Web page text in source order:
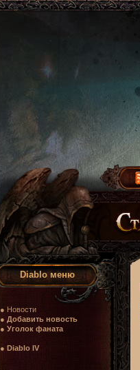
Diablo меню
● Новости
● Добавить новость
● Уголок фаната
● Diablo IV